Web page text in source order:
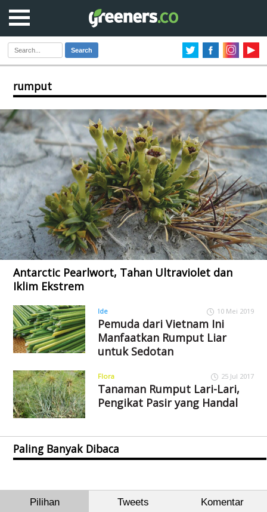
Search
rumput
Antarctic Pearlwort, Tahan Ultraviolet dan
Iklim Ekstrem
Ide 10 Mei 2019
Pemuda dari Vietnam Ini
Manfaatkan Rumput Liar
untuk Sedotan
Flora 25 Jul 2017
Tanaman Rumput Lari-Lari,
Pengikat Pasir yang Handal
Paling Banyak Dibaca
Pilihan Tweets Komentar